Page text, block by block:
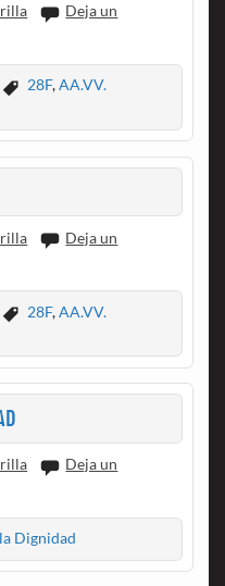
Deja un
28F,AA.VV.
Deja un
28F,AA.VV.
Deja un
Dignidad